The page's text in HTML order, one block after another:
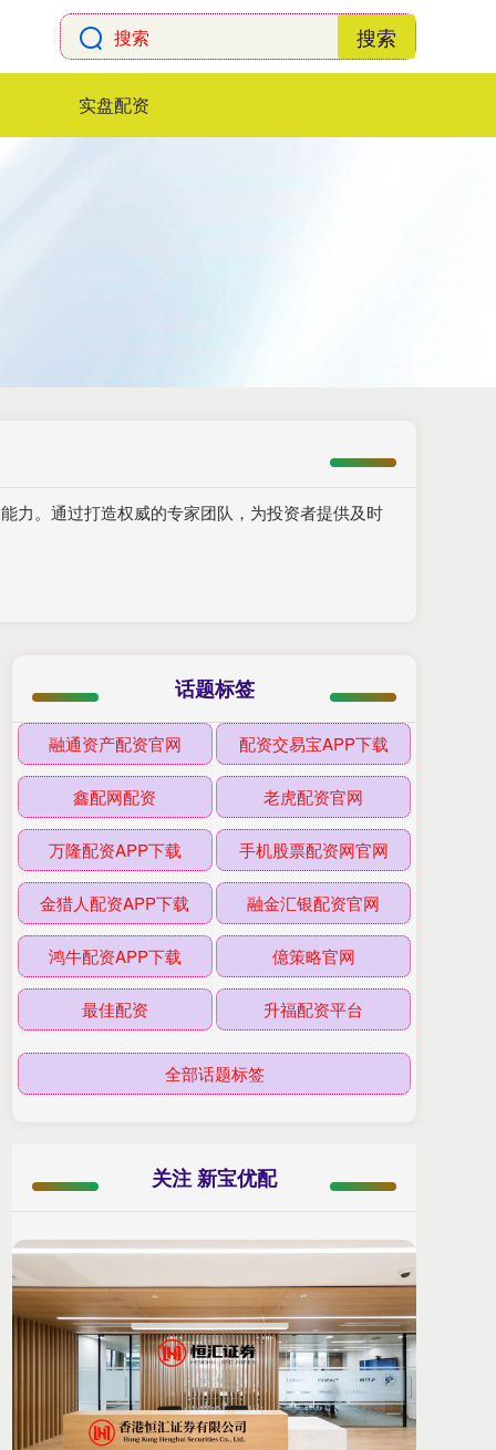
搜索
实盘配资
力。通过打造权威的专家团队，为投资者提供及时
话题标签
融通资产配资官网 配资交易宝APP下载
鑫配网配资 老虎配资官网
万隆配资APP下载 手机股票配资网官网
金猎人配资APP下载 融金汇银配资官网
鸿牛配资APP下载 億策略官网
最佳配资 升福配资平台
全部话题标签
关注 新宝优配